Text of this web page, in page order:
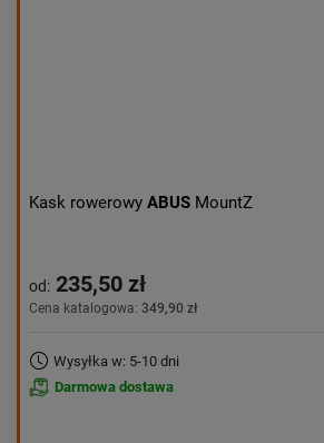
Kask rowerowy ABUS MountZ
od: 235,50 zł
Cena katalogowa: 349,90 zł
Wysyłka w: 5-10 dni
Darmowa dostawa